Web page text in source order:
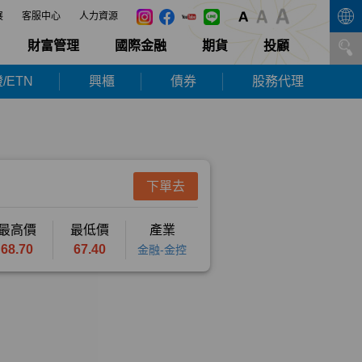
客服中心 人力資源
財富管理 國際金融 期貨 投顧
ETN 興櫃 債券 股務代理